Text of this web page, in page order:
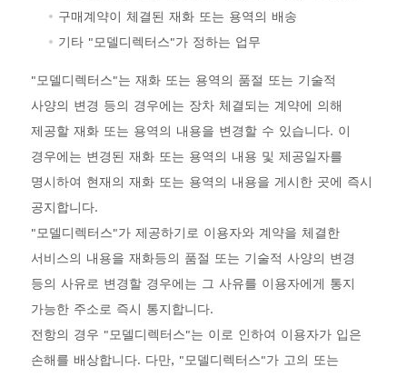
구매계약이 체결된 재화 또는 용역의 배송
기타 "모델디렉터스"가 정하는 업무
"모델디렉터스"는 재화 또는 용역의 품절 또는 기술적
사양의 변경 등의 경우에는 장차 체결되는 계약에 의해
제공할 재화 또는 용역의 내용을 변경할 수 있습니다. 이
경우에는 변경된 재화 또는 용역의 내용 및 제공일자를
명시하여 현재의 재화 또는 용역의 내용을 게시한 곳에 즉시
공지합니다.
"모델디렉터스"가 제공하기로 이용자와 계약을 체결한
서비스의 내용을 재화등의 품절 또는 기술적 사양의 변경
등의 사유로 변경할 경우에는 그 사유를 이용자에게 통지
가능한 주소로 즉시 통지합니다.
전항의 경우 "모델디렉터스"는 이로 인하여 이용자가 입은
손해를 배상합니다. 다만, "모델디렉터스"가 고의 또는